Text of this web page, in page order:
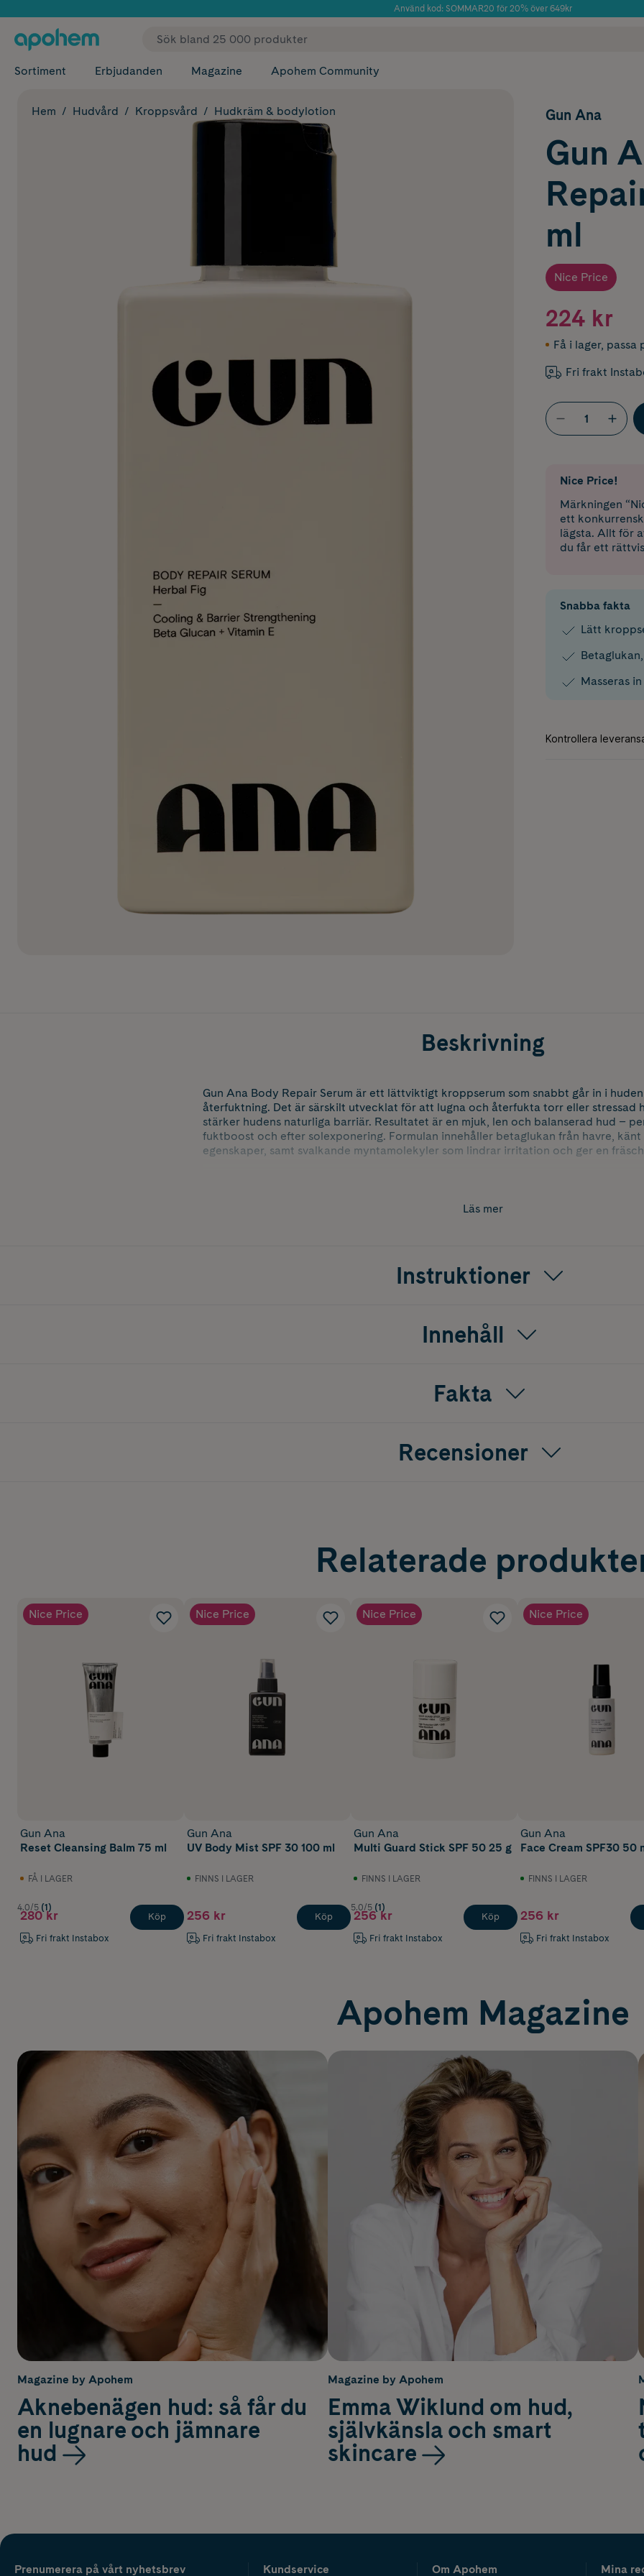
Använd kod: SOMMAR20 för 20% över 649kr
✓ Fri frakt
Sortiment Erbjudanden Magazine Apohem Community
Hem Hudvård Kroppsvård Hudkräm & bodylotion Gun Ana
Gun
ml
Nice Price
224 kr
Få i lager, passa
Fri frakt
Nice Price!
Märkningen
ett
lägsta. Allt för
du får ett
Snabba fakta
Lätt
Masseras
Beskrivning
Gun Ana Body Repair Serum är ett lättviktigt kroppserum som snabbt går in i
återfuktning. Det är särskilt utvecklat för att lugna och återfukta torr eller stressad
stärker hudens naturliga barriär. Resultatet är en mjuk, len och balanserad hud –
fuktboost och efter solexponering. Formulan innehåller betaglukan från havre, känt
egenskaper, samt svalkande myntamolekyler som lindrar irritation och ger en
Läs mer
Instruktioner
Innehåll
Fakta
Recensioner
Relaterade
Nice Price
Gun Ana
Reset Cleansing Balm 75 ml
FÅ I LAGER
4.0/5 (1)
280 kr
Fri frakt Instabox
Köp
Nice Price
Gun Ana
UV Body Mist SPF 30 100 ml
FINNS I LAGER
256 kr
Fri frakt Instabox
Köp
Nice Price
Gun Ana
Multi Guard Stick SPF 50 25 g
FINNS I LAGER
5.0/5 (1)
256 kr
Fri frakt Instabox
Köp
Nice Price
Gun Ana
Face Cream SPF30 50
FINNS I LAGER
256 kr
Fri frakt Instabox
Apohem Magazine
Magazine by Apohem
Aknebenägen hud: så får du
en lugnare och jämnare
hud
Magazine by Apohem
Emma Wiklund om hud,
självkänsla och smart
skincare
Prenumerera på vårt nyhetsbrev Kundservice Om Apohem Mina